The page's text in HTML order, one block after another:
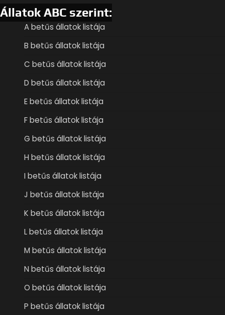
Állatok ABC szerint:
A betűs állatok listája
B betűs állatok listája
C betűs állatok listája
D betűs állatok listája
E betűs állatok listája
F betűs állatok listája
G betűs állatok listája
H betűs állatok listája
I betűs állatok listája
J betűs állatok listája
K betűs állatok listája
L betűs állatok listája
M betűs állatok listája
N betűs állatok listája
O betűs állatok listája
P betűs állatok listája